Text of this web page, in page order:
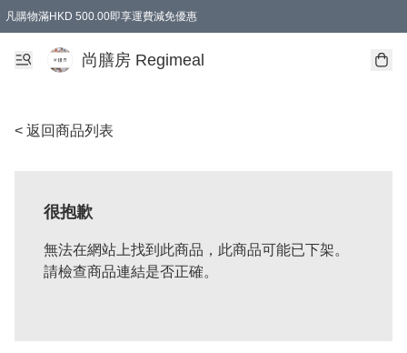
凡購物滿HKD 500.00即享運費減免優惠
尚膳房 Regimeal
< 返回商品列表
很抱歉
無法在網站上找到此商品，此商品可能已下架。
請檢查商品連結是否正確。